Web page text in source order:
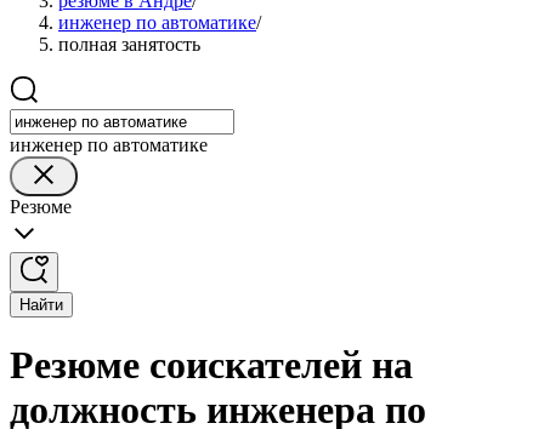
инженер по автоматике/
полная занятость
инженер по автоматике
Резюме
Найти
Резюме соискателей на
должность инженера по